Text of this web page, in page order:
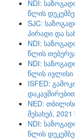
NDI:
წლის
SJC:
პირადი და
NDI:
წლის
NDI:
წლის ივლისი
ISFED:
NED:
შესახებ,
NDI:
წლის